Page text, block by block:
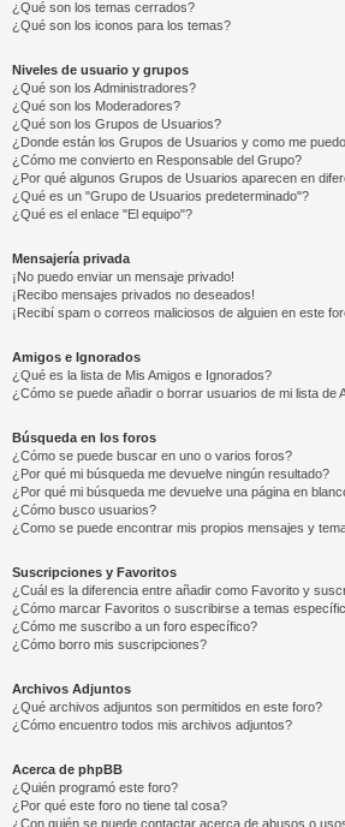
¿Qué son los temas cerrados?
¿Qué son los iconos para los temas?
Niveles de usuario y grupos
¿Qué son los Administradores?
¿Qué son los Moderadores?
¿Qué son los Grupos de Usuarios?
¿Donde están los Grupos de Usuarios y como me
¿Cómo me convierto en Responsable del Grupo?
¿Por qué algunos Grupos de Usuarios aparecen en
¿Qué es un "Grupo de Usuarios predeterminado"?
¿Qué es el enlace "El equipo"?
Mensajería privada
¡No puedo enviar un mensaje privado!
¡Recibo mensajes privados no deseados!
¡Recibí spam o correos maliciosos de alguien en este
Amigos e Ignorados
¿Qué es la lista de Mis Amigos e Ignorados?
¿Cómo se puede añadir o borrar usuarios de mi lista de
Búsqueda en los foros
¿Cómo se puede buscar en uno o varios foros?
¿Por qué mi búsqueda me devuelve ningún resultado?
¿Por qué mi búsqueda me devuelve una página en
¿Cómo busco usuarios?
¿Como se puede encontrar mis propios mensajes y
Suscripciones y Favoritos
¿Cuál es la diferencia entre añadir como Favorito y
¿Cómo marcar Favoritos o suscribirse a temas
¿Cómo me suscribo a un foro específico?
¿Cómo borro mis suscripciones?
Archivos Adjuntos
¿Qué archivos adjuntos son permitidos en este foro?
¿Cómo encuentro todos mis archivos adjuntos?
Acerca de phpBB
¿Quién programó este foro?
¿Por qué este foro no tiene tal cosa?
¿Con quién se puede contactar acerca de abusos o